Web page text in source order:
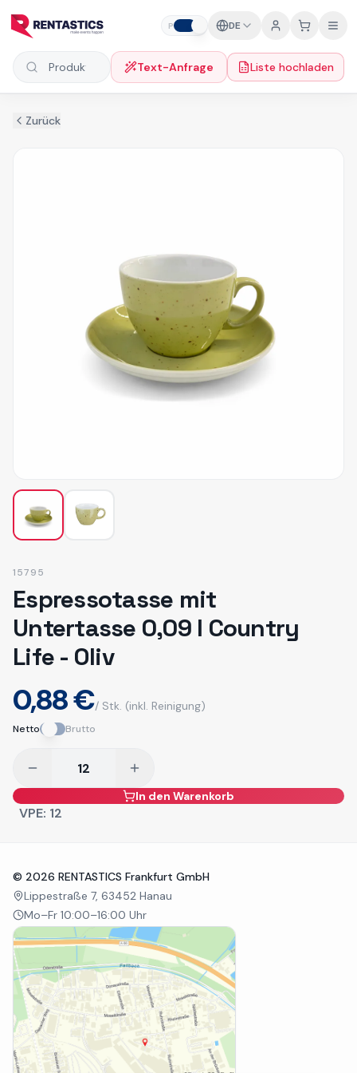
P DE
Produkte suchen Text-Anfrage Liste hochladen
Zurück
15795
Espressotasse mit
Untertasse 0,09 l Country
Life - Oliv
0,88 €/ Stk. (inkl. Reinigung)
Netto Brutto
In den Warenkorb
VPE: 12
© 2026 RENTASTICS Frankfurt GmbH
Lippestraße 7, 63452 Hanau
Mo–Fr 10:00–16:00 Uhr